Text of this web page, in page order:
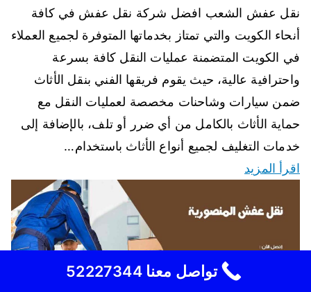
نقل عفش الشعب افضل شركة نقل عفش في كافة
أنحاء الكويت والتي تمتاز بخدماتها المتوفرة لجميع العملاء
في الكويت المتضمنة عمليات النقل كافة بسرعة
واحترافية عالية، حيث يقوم فريقها الفني بنقل الأثاث
ضمن سيارات وشاحنات مخصصة لعمليات النقل مع
حماية الأثاث بالكامل من أي ضرر أو تلف، بالإضافة إلى
خدمات التغليف لجميع أنواع الأثاث باستخدام…
اقرأ المزيد
تواصل معنا 52227344